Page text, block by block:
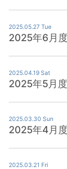
2025.05.27 Tue
2025年6月
2025.04.19 Sat
2025年5月
2025.03.30 Sun
2025年4月
2025.03.21 Fri